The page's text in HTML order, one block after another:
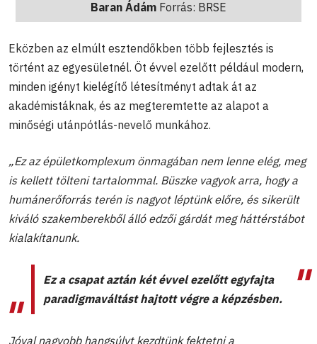
Baran Ádám Forrás: BRSE
Eközben az elmúlt esztendőkben több fejlesztés is
történt az egyesületnél. Öt évvel ezelőtt például modern,
minden igényt kielégítő létesítményt adtak át az
akadémistáknak, és az megteremtette az alapot a
minőségi utánpótlás-nevelő munkához.
„Ez az épületkomplexum önmagában nem lenne elég, meg
is kellett tölteni tartalommal. Büszke vagyok arra, hogy a
humánerőforrás terén is nagyot léptünk előre, és sikerült
kiváló szakemberekből álló edzői gárdát meg háttérstábot
kialakítanunk.
Ez a csapat aztán két évvel ezelőtt egyfajta
paradigmaváltást hajtott végre a képzésben.
Jóval nagyobb hangsúlyt kezdtünk fektetni a